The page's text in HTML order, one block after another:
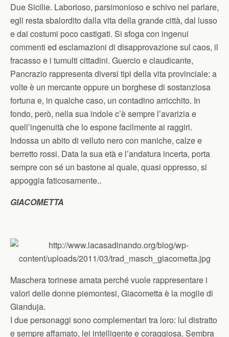
Due Sicilie. Laborioso, parsimonioso e schivo nel parlare,
egli resta sbalordito dalla vita della grande città, dal lusso
e dai costumi poco castigati. Si sfoga con ingenui
commenti ed esclamazioni di disapprovazione sul caos, il
fracasso e i tumulti cittadini. Guercio e claudicante,
Pancrazio rappresenta diversi tipi della vita provinciale: a
volte è un mercante oppure un borghese di sostanziosa
fortuna e, in qualche caso, un contadino arricchito. In
fondo, però, nella sua indole c’è sempre l’avarizia e
quell’ingenuità che lo espone facilmente ai raggiri.
Indossa un abito di velluto nero con maniche, calze e
berretto rossi. Data la sua età e l’andatura incerta, porta
sempre con sé un bastone al quale, quasi oppresso, si
appoggia faticosamente..
GIACOMETTA
Maschera torinese amata perché vuole rappresentare i
valori delle donne piemontesi, Giacometta è la moglie di
Gianduja.
I due personaggi sono complementari tra loro: lui distratto
e sempre affamato, lei intelligente e coraggiosa. Sembra